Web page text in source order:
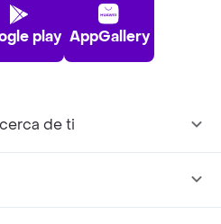
play AppGallery
de ti